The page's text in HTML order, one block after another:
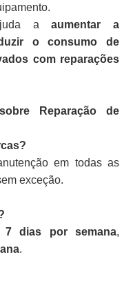
ajuda aaumentar a
o consumo de
com reparações
Reparação de
em todas as
exceção.
dias por semana,
.